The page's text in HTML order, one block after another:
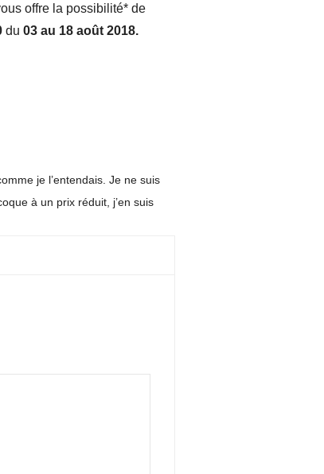
offre la possibilité* de
du 03 au 18 août 2018.
je l’entendais. Je ne suis
à un prix réduit, j’en suis